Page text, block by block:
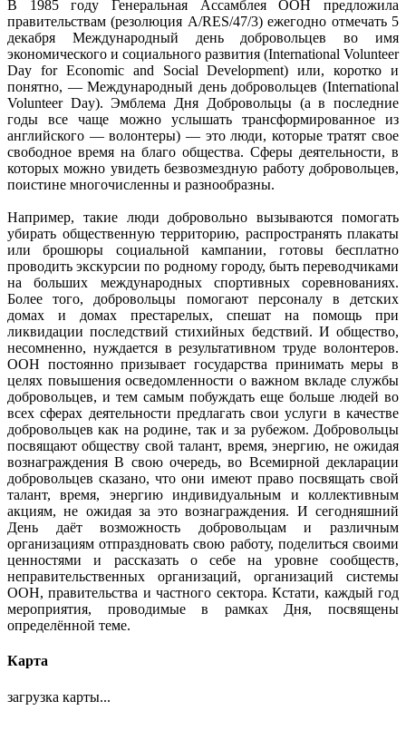
В 1985 году Генеральная Ассамблея ООН предложила
правительствам (резолюция A/RES/47/3) ежегодно отмечать 5
декабря Международный день добровольцев во имя
экономического и социального развития (International Volunteer
Day for Economic and Social Development) или, коротко и
понятно, — Международный день добровольцев (International
Volunteer Day). Эмблема Дня Добровольцы (а в последние
годы все чаще можно услышать трансформированное из
английского — волонтеры) — это люди, которые тратят свое
свободное время на благо общества. Сферы деятельности, в
которых можно увидеть безвозмездную работу добровольцев,
поистине многочисленны и разнообразны.
Например, такие люди добровольно вызываются помогать
убирать общественную территорию, распространять плакаты
или брошюры социальной кампании, готовы бесплатно
проводить экскурсии по родному городу, быть переводчиками
на больших международных спортивных соревнованиях.
Более того, добровольцы помогают персоналу в детских
домах и домах престарелых, спешат на помощь при
ликвидации последствий стихийных бедствий. И общество,
несомненно, нуждается в результативном труде волонтеров.
ООН постоянно призывает государства принимать меры в
целях повышения осведомленности о важном вкладе службы
добровольцев, и тем самым побуждать еще больше людей во
всех сферах деятельности предлагать свои услуги в качестве
добровольцев как на родине, так и за рубежом. Добровольцы
посвящают обществу свой талант, время, энергию, не ожидая
вознаграждения В свою очередь, во Всемирной декларации
добровольцев сказано, что они имеют право посвящать свой
талант, время, энергию индивидуальным и коллективным
акциям, не ожидая за это вознаграждения. И сегодняшний
День даёт возможность добровольцам и различным
организациям отпраздновать свою работу, поделиться своими
ценностями и рассказать о себе на уровне сообществ,
неправительственных организаций, организаций системы
ООН, правительства и частного сектора. Кстати, каждый год
мероприятия, проводимые в рамках Дня, посвящены
определённой теме.
Карта
загрузка карты...